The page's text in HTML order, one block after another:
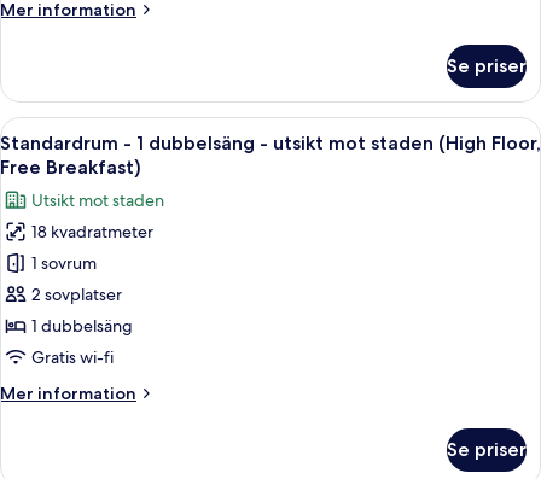
tillgänglighetsanpassat
Breakfast)
Mer information
Mer
-
dubbelsäng
-
tillgänglighetsanpassat
(Free
Breakfast)
Se priser
Öppna
alla
foton
för
Standardrum
-
1
dubbelsäng
-
mot
Ett hotellrum med en stor säng, ett
8
Standardrum - 1 dubbelsäng - utsikt mot staden (High Floor,
Free Breakfast)
Utsikt mot staden
18 kvadratmeter
1 sovrum
2 sovplatser
1 dubbelsäng
Gratis wi-fi
Mer information
Mer
Se priser